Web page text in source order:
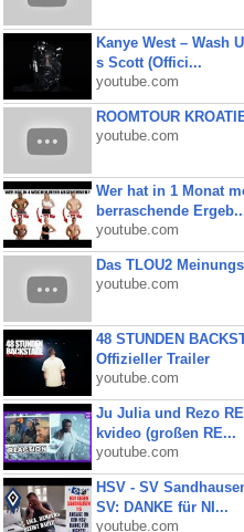
Kanye West – Wash
s Scott (Offici...
youtube.com
ROOMTOUR
youtube.com
Wer hat in 1 Monat
berraschende
youtube.com
Das TLOU2
youtube.com
48 STUNDEN
Offizieller Trailer
youtube.com
Ju Julia und Rezo
kvideo (großen RE...
youtube.com
HSV - SV
SV: DANKE für NI...
youtube.com